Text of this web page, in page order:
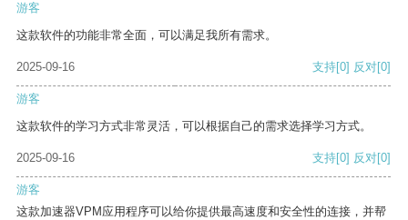
游客
这款软件的功能非常全面，可以满足我所有需求。
2025-09-16 支持[0] 反对[0]
游客
这款软件的学习方式非常灵活，可以根据自己的需求选择学习方式。
2025-09-16 支持[0] 反对[0]
游客
这款加速器VPM应用程序可以给你提供最高速度和安全性的连接，并帮